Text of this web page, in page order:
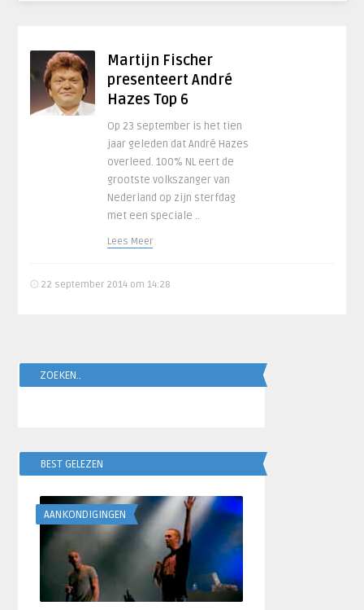
Martijn Fischer
presenteert André
Hazes Top 6
Op 23 september is het tien
jaar geleden dat André Hazes
overleed. 100% NL eert de
grootste volkszanger van
Nederland op zijn sterfdag
met een speciale ..
Lees Meer
22 september 2014 om 14:28
ZOEKEN..
BEST GELEZEN
AANKONDIGINGEN